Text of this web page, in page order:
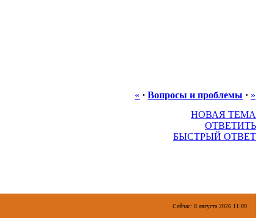
« · Вопросы и проблемы · »
НОВАЯ ТЕМА
ОТВЕТИТЬ
БЫСТРЫЙ ОТВЕТ
Сейчас: 8 августа 2026 11:09